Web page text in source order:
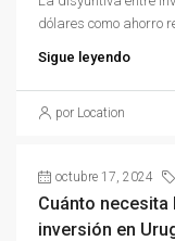
dólares como ahorro
Sigue leyendo
por Location
octubre 17, 2024
Cuánto necesita
inversión en